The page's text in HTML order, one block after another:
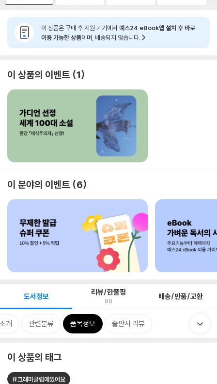
이 상품은 구매 후 지원 기기에서 예스24 eBook앱 설치 후 바로
이용 가능한 상품이며, 배송되지 않습니다.
이 상품의 이벤트 1
이 분야의 이벤트 6
도서정보 리뷰/한줄평
98 배송/반품/교환
개 관련분류 품목정보 출판사 리뷰
이 상품의 태그
#크레마클럽에있어요